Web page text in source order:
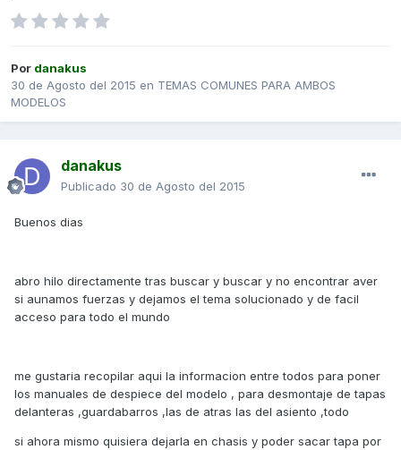
Por danakus
30 de Agosto del 2015 en TEMAS COMUNES PARA AMBOS
MODELOS
danakus
Publicado 30 de Agosto del 2015
Buenos dias
abro hilo directamente tras buscar y buscar y no encontrar aver
si aunamos fuerzas y dejamos el tema solucionado y de facil
acceso para todo el mundo
me gustaria recopilar aqui la informacion entre todos para poner
los manuales de despiece del modelo , para desmontaje de tapas
delanteras ,guardabarros ,las de atras las del asiento ,todo
si ahora mismo quisiera dejarla en chasis y poder sacar tapa por